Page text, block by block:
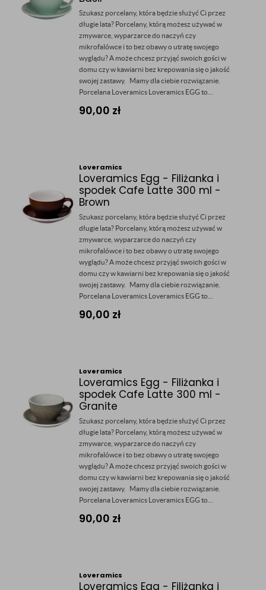
Szukasz porcelany, która będzie służyć Ci przez
długie lata? Porcelany, którą możesz używać w
zmywarce, wyparzarce do naczyń czy
mikrofalówce i to bez obawy o utratę swojego
wyglądu? A może chcesz przyjąć swoich gości w
domu czy w kawiarni bez krepowania się o jakość
swojej zastawy. Mamy dla ciebie rozwiązanie.
Porcelana Loveramics Loveramics EGG to...
90,00 zł
Loveramics
Loveramics Egg - Filiżanka i
spodek Cafe Latte 300 ml -
Brown
Szukasz porcelany, która będzie służyć Ci przez
długie lata? Porcelany, którą możesz używać w
zmywarce, wyparzarce do naczyń czy
mikrofalówce i to bez obawy o utratę swojego
wyglądu? A może chcesz przyjąć swoich gości w
domu czy w kawiarni bez krepowania się o jakość
swojej zastawy. Mamy dla ciebie rozwiązanie.
Porcelana Loveramics Loveramics EGG to...
90,00 zł
Loveramics
Loveramics Egg - Filiżanka i
spodek Cafe Latte 300 ml -
Granite
Szukasz porcelany, która będzie służyć Ci przez
długie lata? Porcelany, którą możesz używać w
zmywarce, wyparzarce do naczyń czy
mikrofalówce i to bez obawy o utratę swojego
wyglądu? A może chcesz przyjąć swoich gości w
domu czy w kawiarni bez krepowania się o jakość
swojej zastawy. Mamy dla ciebie rozwiązanie.
Porcelana Loveramics Loveramics EGG to...
90,00 zł
Loveramics
Loveramics Egg - Filiżanka i